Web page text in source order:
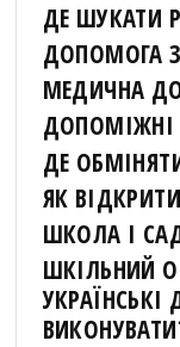
ДЕ ШУКАТИ
ДОПОМОГА
МЕДИЧНА
ДОПОМІЖНІ
ДЕ
ЯК
ШКОЛА І
ШКІЛЬНИЙ